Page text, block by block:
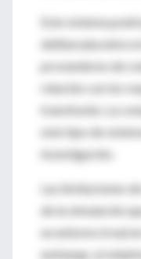
Este sistema
deliberada entre
proveedores de
relación con los
transfusión. La
este tipo de
investigación.
Las limitaciones
de la simulación
un entorno irreal
embargo, el